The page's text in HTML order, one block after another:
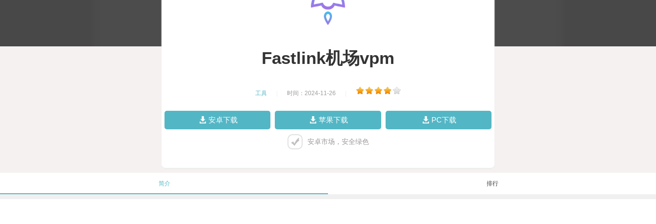
Fastlink机场vpm
工具 时间：2024-11-26
安卓下载 苹果下载 PC下载
安卓市场，安全绿色
简介 排行